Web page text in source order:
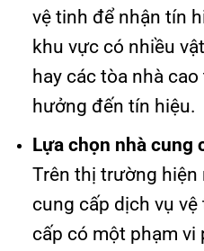
vệ tinh để nhận tín
khu vực có nhiều
hay các tòa nhà
hưởng đến tín hiệu.
Lựa chọn nhà cung
Trên thị trường hiện
cung cấp dịch vụ
cấp có một phạm vi